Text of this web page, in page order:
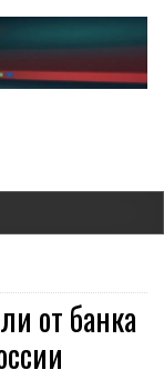
от банка